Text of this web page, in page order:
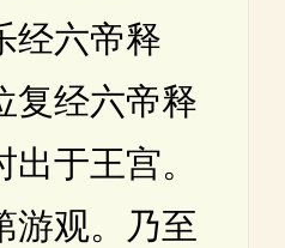
经六帝释
复经六帝释
于王宫。
游观。乃至